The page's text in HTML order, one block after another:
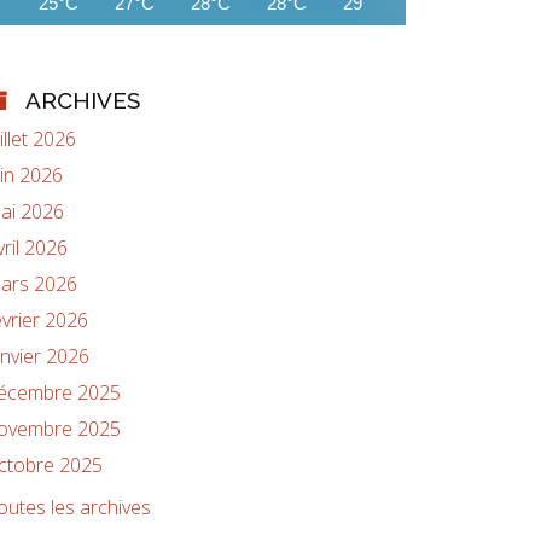
ARCHIVES
2026
2026
2026
2026
2026
2026
2026
2025
2025
2025
les archives